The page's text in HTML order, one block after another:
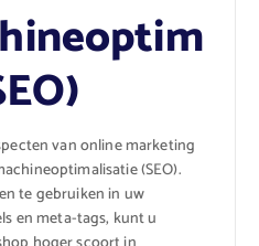
van online marketing
(SEO).
te gebruiken in uw
en meta-tags, kunt u